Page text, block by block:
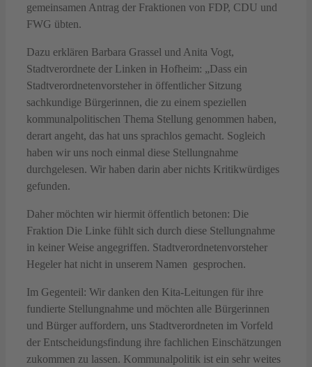
gemeinsamen Antrag der Fraktionen von FDP, CDU und
FWG übten.
Dazu erklären Barbara Grassel und Anita Vogt,
Stadtverordnete der Linken in Hofheim: „Dass ein
Stadtverordnetenvorsteher in öffentlicher Sitzung
sachkundige Bürgerinnen, die zu einem speziellen
kommunalpolitischen Thema Stellung genommen haben,
derart angeht, das hat uns sprachlos gemacht. Sogleich
haben wir uns noch einmal diese Stellungnahme
durchgelesen. Wir haben darin aber nichts Kritikwürdiges
gefunden.
Daher möchten wir hiermit öffentlich betonen: Die
Fraktion Die Linke fühlt sich durch diese Stellungnahme
in keiner Weise angegriffen. Stadtverordnetenvorsteher
Hegeler hat nicht in unserem Namen gesprochen.
Im Gegenteil: Wir danken den Kita-Leitungen für ihre
fundierte Stellungnahme und möchten alle Bürgerinnen
und Bürger auffordern, uns Stadtverordneten im Vorfeld
der Entscheidungsfindung ihre fachlichen Einschätzungen
zukommen zu lassen. Kommunalpolitik ist ein sehr weites